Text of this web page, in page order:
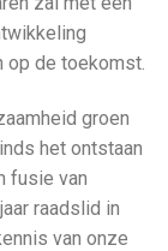
op de toekomst.
groen
het ontstaan
fusie van
raadslid in
van onze